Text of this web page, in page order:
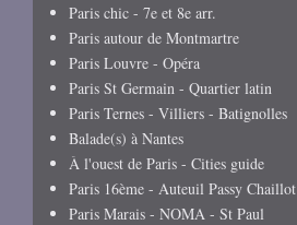
Paris chic - 7e et 8e arr.
Paris autour de Montmartre
Paris Louvre - Opéra
Paris St Germain - Quartier latin
Paris Ternes - Villiers - Batignolles
Balade(s) à Nantes
À l'ouest de Paris - Cities guide
Paris 16ème - Auteuil Passy Chaillot
Paris Marais - NOMA - St Paul